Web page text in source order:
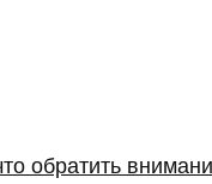
обратить